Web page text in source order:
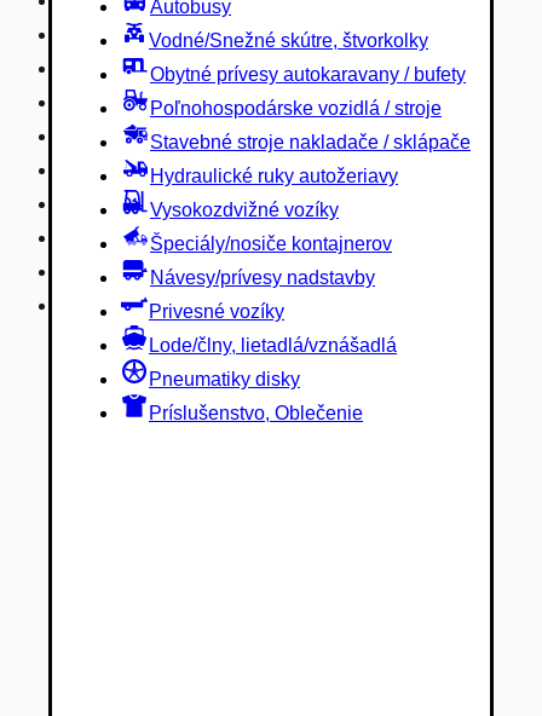
Autobusy
Vodné/Snežné skútre, štvorkolky
Obytné prívesy autokaravany / bufety
Poľnohospodárske vozidlá / stroje
Stavebné stroje nakladače / sklápače
Hydraulické ruky autožeriavy
Vysokozdvižné vozíky
Špeciály/nosiče kontajnerov
Návesy/prívesy nadstavby
Privesné vozíky
Lode/člny, lietadlá/vznášadlá
Pneumatiky disky
Príslušenstvo, Oblečenie
Stavebné stroje nakladače / sklápače
Hydraulické ruky autožeriavy
Vysokozdvižné vozíky
Špeciály/nosiče kontajnerov
Návesy/prívesy nadstavby
Privesné vozíky
Lode/člny, lietadlá/vznášadlá
Pneumatiky disky
Príslušenstvo, Oblečenie